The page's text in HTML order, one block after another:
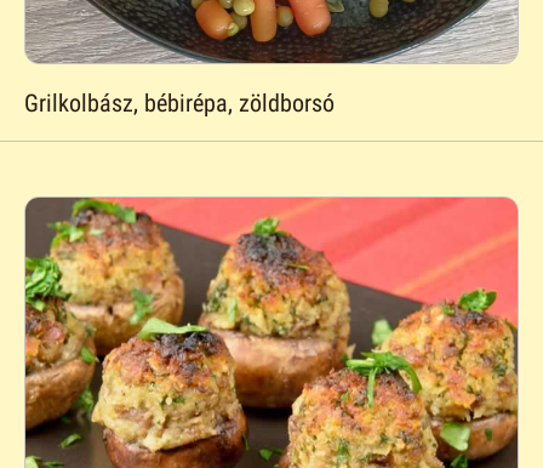
Grilkolbász, bébirépa, zöldborsó